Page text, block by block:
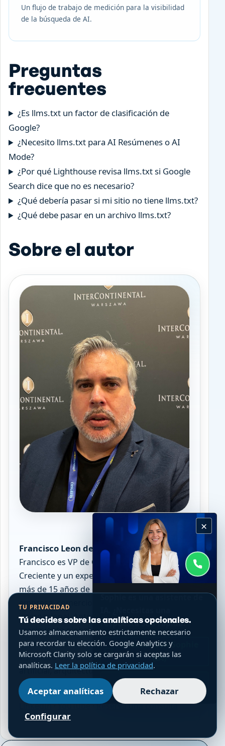
Un flujo de trabajo de medición para la visibilidad
de la búsqueda de AI.
Preguntas
frecuentes
¿Es llms.txt un factor de clasificación de
Google?
¿Necesito llms.txt para AI Resúmenes o AI
Mode?
¿Por qué Lighthouse revisa llms.txt si Google
Search dice que no es necesario?
¿Qué debería pasar si mi sitio no tiene llms.txt?
¿Qué debe pasar en un archivo llms.txt?
Sobre el autor
Francisco Leon de Vivero
Francisco es VP de Crecimiento en Búsqueda
Creciente y un experto en SEO global con
más de 15 años de experiencia en toda
empresa, comercio electrónico y búsqueda
internacional. Anteriormente dirigió el
crecimiento global de SEO en Shopify y se
centra en los sistemas técnicos SEO,
visibilidad de búsqueda de inteligencia
artificial, arquitectura técnica y contenidos
que se pueden verificar.
LinkedIn·YouTube·Reserva una consulta
TU PRIVACIDAD
Tú decides sobre las analíticas opcionales.
Usamos almacenamiento estrictamente necesario
para recordar tu elección. Google Analytics y
Microsoft Clarity solo se cargarán si aceptas las
analíticas. Leer la política de privacidad.
Aceptar analíticas Rechazar
Configurar
×
respuesta SEO rápida?
Chatear con Sophie
(IA)